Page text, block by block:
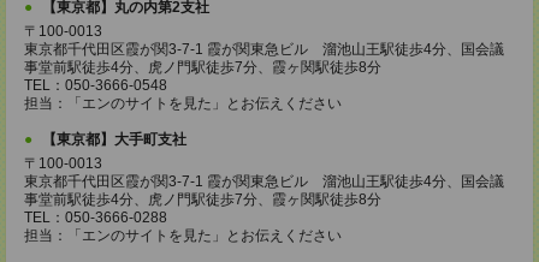
【東京都】丸の内第2支社
〒100-0013
東京都千代田区霞が関3-7-1 霞が関東急ビル 溜池山王駅徒歩4分、国会議
事堂前駅徒歩4分、虎ノ門駅徒歩7分、霞ヶ関駅徒歩8分
TEL：050-3666-0548
担当：「エンのサイトを見た」とお伝えください
【東京都】大手町支社
〒100-0013
東京都千代田区霞が関3-7-1 霞が関東急ビル 溜池山王駅徒歩4分、国会議
事堂前駅徒歩4分、虎ノ門駅徒歩7分、霞ヶ関駅徒歩8分
TEL：050-3666-0288
担当：「エンのサイトを見た」とお伝えください